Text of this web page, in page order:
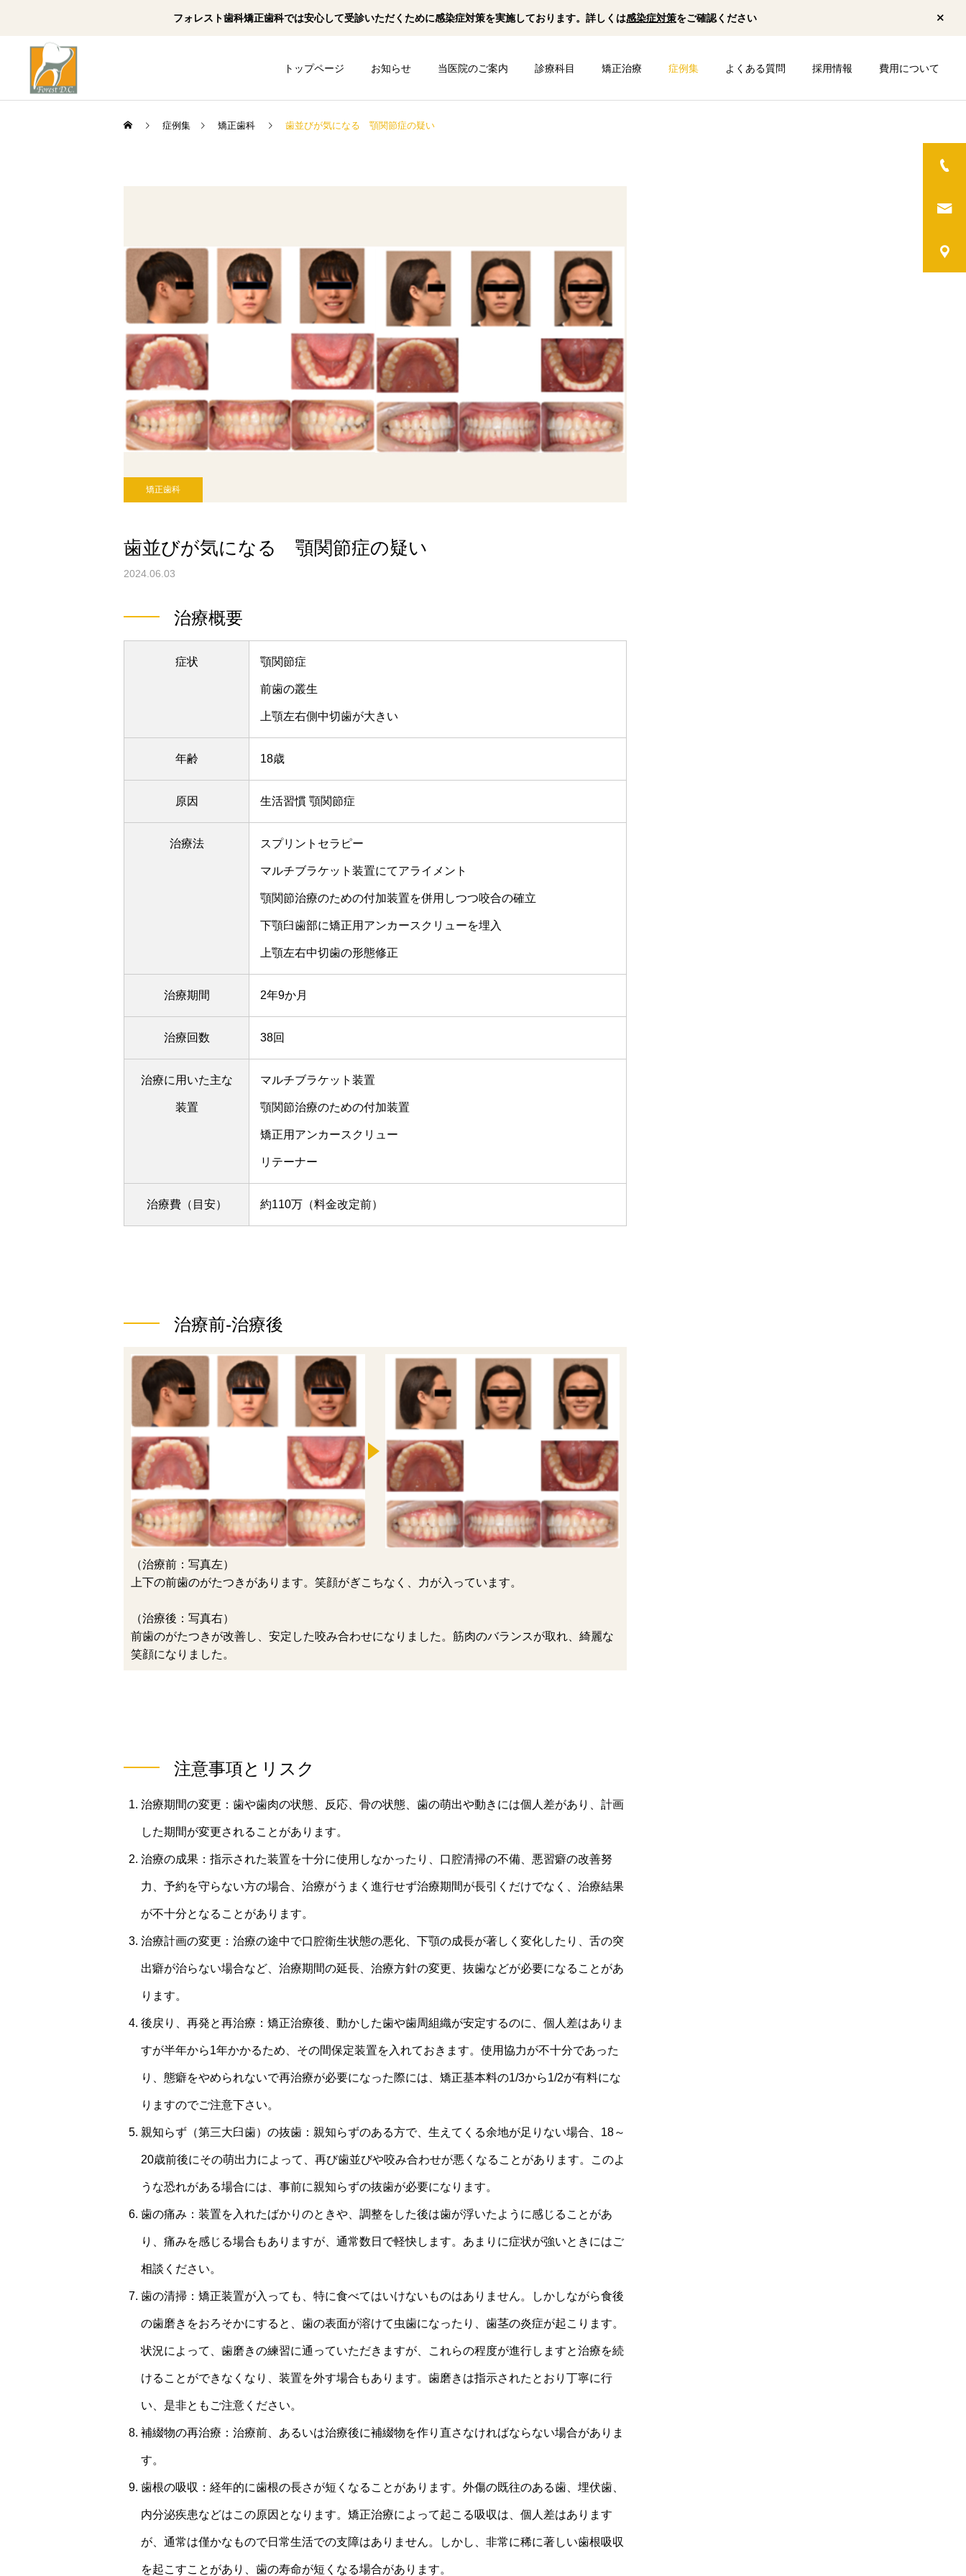
フォレスト歯科矯正歯科では安心して受診いただくために感染症対策を実施しております。詳しくは感染症対策をご確認ください
トップページ お知らせ 当医院のご案内 診療科目 矯正治療 症例集 よくある質問 採用情報 費用について
ホワイトニング インプラント 口腔内スキャナー
小児矯正 下顎劣成長 前
歯の前突感 下唇を咬む
癖 歯ぎしり 顎関節症
顎変形症 外科矯正 下顎
前突（受け口/反対咬合）
骨格性Ⅲ級 非対称
咬合再構成 審美障害 下
顎の偏位
小児矯正 全身の歪み 前
歯が出ている 歯ぎしり
症例集 矯正歯科 歯並びが気になる 顎関節症の疑い
矯正歯科
歯並びが気になる 顎関節症の疑い
2024.06.03
治療概要
症状 顎関節症
前歯の叢生
上顎左右側中切歯が大きい
年齢 18歳
原因 生活習慣 顎関節症
治療法 スプリントセラピー
マルチブラケット装置にてアライメント
顎関節治療のための付加装置を併用しつつ咬合の確立
下顎臼歯部に矯正用アンカースクリューを埋入
上顎左右中切歯の形態修正
治療期間 2年9か月
治療回数 38回
治療に用いた主な
装置
マルチブラケット装置
顎関節治療のための付加装置
矯正用アンカースクリュー
リテーナー
治療費（目安） 約110万（料金改定前）
治療前-治療後
（治療前：写真左）
上下の前歯のがたつきがあります。笑顔がぎこちなく、力が入っています。
（治療後：写真右）
前歯のがたつきが改善し、安定した咬み合わせになりました。筋肉のバランスが取れ、綺麗な
笑顔になりました。
注意事項とリスク
治療期間の変更：歯や歯肉の状態、反応、骨の状態、歯の萌出や動きには個人差があり、計画
した期間が変更されることがあります。
治療の成果：指示された装置を十分に使用しなかったり、口腔清掃の不備、悪習癖の改善努
力、予約を守らない方の場合、治療がうまく進行せず治療期間が長引くだけでなく、治療結果
が不十分となることがあります。
治療計画の変更：治療の途中で口腔衛生状態の悪化、下顎の成長が著しく変化したり、舌の突
出癖が治らない場合など、治療期間の延長、治療方針の変更、抜歯などが必要になることがあ
ります。
後戻り、再発と再治療：矯正治療後、動かした歯や歯周組織が安定するのに、個人差はありま
すが半年から1年かかるため、その間保定装置を入れておきます。使用協力が不十分であった
り、態癖をやめられないで再治療が必要になった際には、矯正基本料の1/3から1/2が有料にな
りますのでご注意下さい。
親知らず（第三大臼歯）の抜歯：親知らずのある方で、生えてくる余地が足りない場合、18～
20歳前後にその萌出力によって、再び歯並びや咬み合わせが悪くなることがあります。このよ
うな恐れがある場合には、事前に親知らずの抜歯が必要になります。
歯の痛み：装置を入れたばかりのときや、調整をした後は歯が浮いたように感じることがあ
り、痛みを感じる場合もありますが、通常数日で軽快します。あまりに症状が強いときにはご
相談ください。
歯の清掃：矯正装置が入っても、特に食べてはいけないものはありません。しかしながら食後
の歯磨きをおろそかにすると、歯の表面が溶けて虫歯になったり、歯茎の炎症が起こります。
状況によって、歯磨きの練習に通っていただきますが、これらの程度が進行しますと治療を続
けることができなくなり、装置を外す場合もあります。歯磨きは指示されたとおり丁寧に行
い、是非ともご注意ください。
補綴物の再治療：治療前、あるいは治療後に補綴物を作り直さなければならない場合がありま
す。
歯根の吸収：経年的に歯根の長さが短くなることがあります。外傷の既往のある歯、埋伏歯、
内分泌疾患などはこの原因となります。矯正治療によって起こる吸収は、個人差はあります
が、通常は僅かなもので日常生活での支障はありません。しかし、非常に稀に著しい歯根吸収
を起こすことがあり、歯の寿命が短くなる場合があります。